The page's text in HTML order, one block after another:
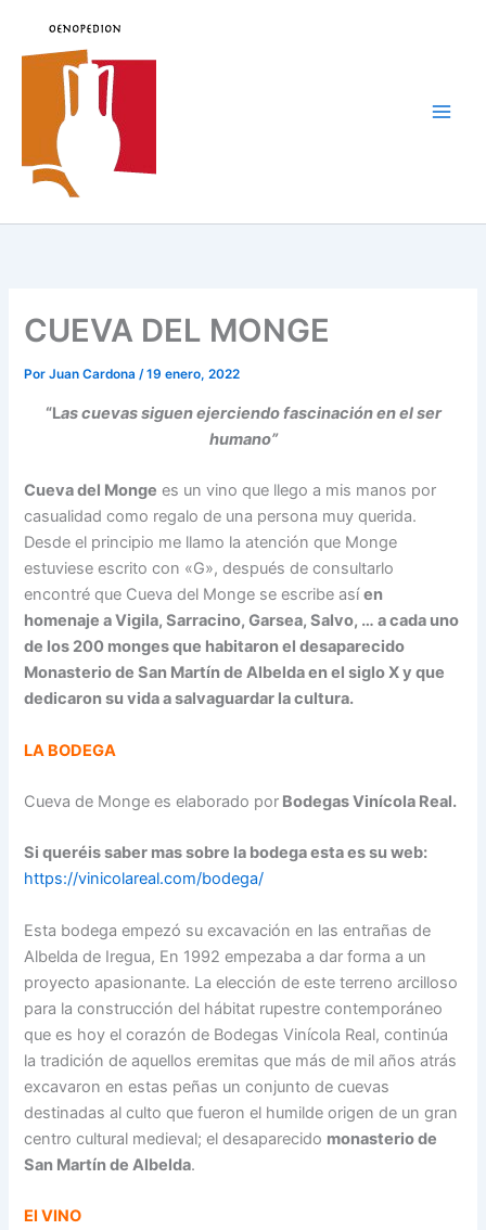
contenido
CUEVA DEL MONGE
PorJuan Cardona/19 enero, 2022
“Las cuevas siguen ejerciendo fascinación en el ser
humano”
Cueva del Monge es un vino que llego a mis manos por
casualidad como regalo de una persona muy querida.
Desde el principio me llamo la atención que Monge
estuviese escrito con «G», después de consultarlo
encontré que Cueva del Monge se escribe asíen
homenaje a Vigila, Sarracino, Garsea, Salvo, … a cada uno
de los 200 monges que habitaron el desaparecido
Monasterio de San Martín de Albelda en el siglo X y que
dedicaron su vida a salvaguardar la cultura.
LA BODEGA
Cueva de Monge es elaborado por Bodegas Vinícola Real.
Si queréis saber mas sobre la bodega esta es su web:
https://vinicolareal.com/bodega/
Esta bodega empezó su excavación en las entrañas de
Albelda de Iregua, En 1992 empezaba a dar forma a un
proyecto apasionante. La elección de este terreno arcilloso
para la construcción del hábitat rupestre contemporáneo
que es hoy el corazón de Bodegas Vinícola Real, continúa
la tradición de aquellos eremitas que más de mil años atrás
excavaron en estas peñas un conjunto de cuevas
destinadas al culto que fueron el humilde origen de un gran
centro cultural medieval; el desaparecido monasterio de
San Martín de Albelda.
El VINO